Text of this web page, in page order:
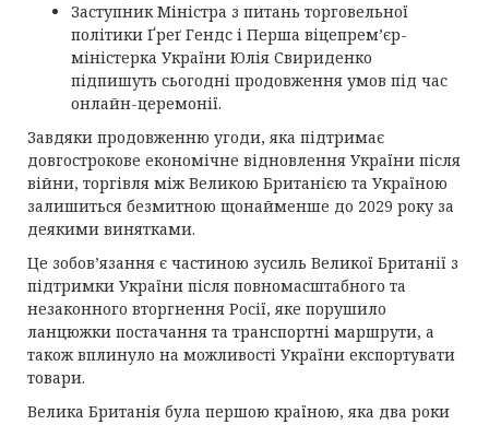
Заступник Міністра з питань торговельної
політики Ґреґ Гендс і Перша віцепрем’єр-
міністерка України Юлія Свириденко
підпишуть сьогодні продовження умов під час
онлайн-церемонії.
Завдяки продовженню угоди, яка підтримає
довгострокове економічне відновлення України після
війни, торгівля між Великою Британією та Україною
залишиться безмитною щонайменше до 2029 року за
деякими винятками.
Це зобов’язання є частиною зусиль Великої Британії з
підтримки України після повномасштабного та
незаконного вторгнення Росії, яке порушило
ланцюжки постачання та транспортні маршрути, а
також вплинуло на можливості України експортувати
товари.
Велика Британія була першою країною, яка два роки